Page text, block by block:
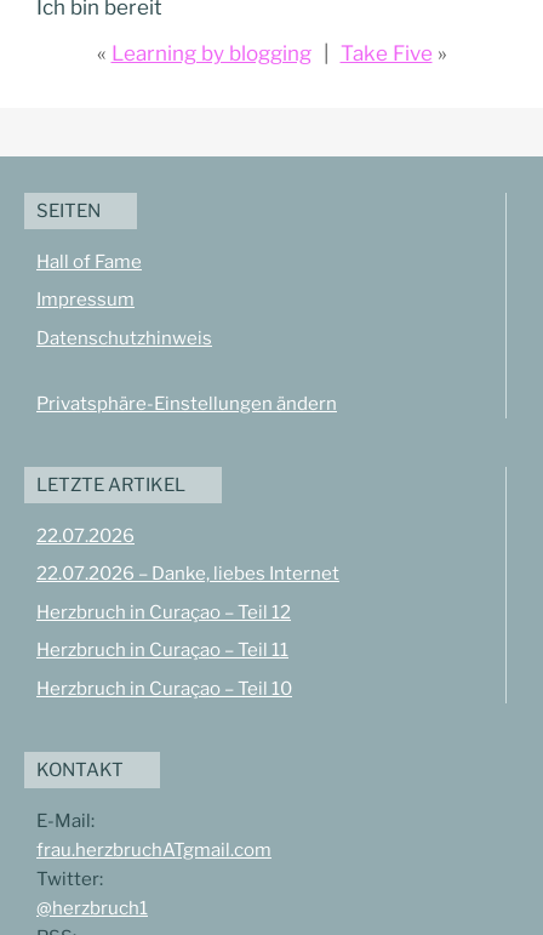
Ich bin bereit
Learning by blogging
Take Five
SEITEN
Hall of Fame
Impressum
Datenschutzhinweis
Privatsphäre-Einstellungen ändern
LETZTE ARTIKEL
22.07.2026
22.07.2026 – Danke, liebes Internet
Herzbruch in Curaçao – Teil 12
Herzbruch in Curaçao – Teil 11
Herzbruch in Curaçao – Teil 10
KONTAKT
E-Mail:
frau.herzbruchATgmail.com
Twitter:
@herzbruch1